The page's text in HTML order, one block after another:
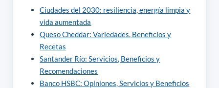
Ciudades del 2030: resiliencia, energía limpia y
vida aumentada
Queso Cheddar: Variedades, Beneficios y
Recetas
Santander Río: Servicios, Beneficios y
Recomendaciones
Banco HSBC: Opiniones, Servicios y Beneficios